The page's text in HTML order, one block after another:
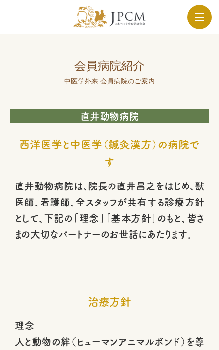
会員病院紹介
中医学外来 会員病院のご案内
直井動物病院
西洋医学と中医学（鍼灸漢方）の病院で
す
直井動物病院は、院長の直井昌之をはじめ、獣
医師、看護師、全スタッフが共有する診療方針
として、下記の「理念」「基本方針」のもと、皆さ
まの大切なパートナーのお世話にあたります。
治療方針
理念
人と動物の絆（ヒューマンアニマルボンド）を尊